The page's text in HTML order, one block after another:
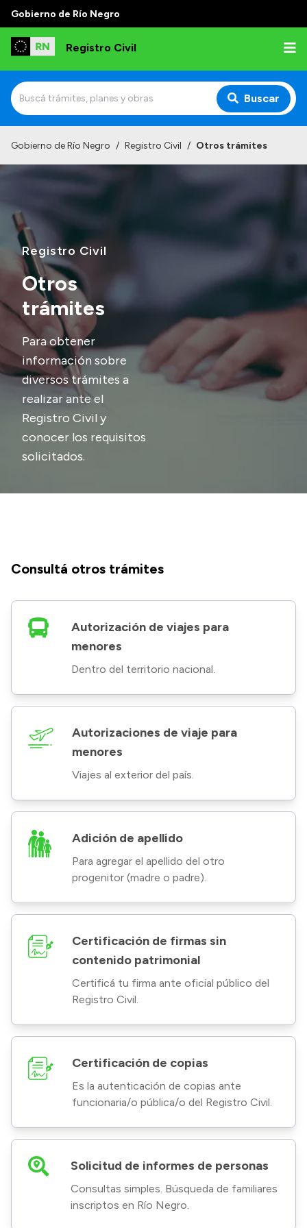
Gobierno de Río Negro
Registro Civil
Buscar
Institucional
Autoridades
Delegaciones
Estadísticas de hechos vitales
Transparencia
Presupuesto
Boletín Oficial
Compras y licitaciones
Consulta de expedientes
Consulta de pago a proveedores
Gobierno de Río Negro / Registro Civil / Otros trámites
Registro Civil
Otros
trámites
Para obtener
información sobre
diversos trámites a
realizar ante el
Registro Civil y
conocer los requisitos
solicitados.
Consultá otros trámites
Autorización de viajes para
menores
Dentro del territorio nacional.
Autorizaciones de viaje para
menores
Viajes al exterior del país.
Adición de apellido
Para agregar el apellido del otro
progenitor (madre o padre).
Certificación de firmas sin
contenido patrimonial
Certificá tu firma ante oficial público del
Registro Civil.
Certificación de copias
Es la autenticación de copias ante
funcionaria/o pública/o del Registro Civil.
Solicitud de informes de personas
Consultas simples. Búsqueda de familiares
inscriptos en Río Negro.